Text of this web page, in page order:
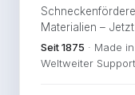
Materialien –
Seit 1875 · Made
Weltweiter Support